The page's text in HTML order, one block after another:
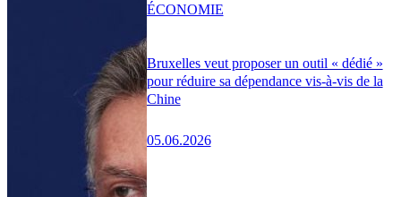
Bruxelles veut proposer un outil « dédié »
pour réduire sa dépendance vis-à-vis de la
Chine
05.06.2026
ÉCONOMIE